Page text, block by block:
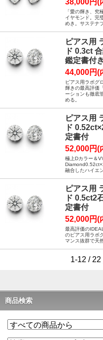
「愛の輝き、究
イヤモンド。完
めき。サステナ
ピアス用
ド 0.3ct
鑑定書付き
44,000円(
ピアス用ラボグ
輝きの最高評価
ーションも徹底
める。
ピアス用
ド
定書付
52,000円(
極上Dカラー＆
融合したハイエ
ピアス用
ド 0.5ct2
定書付
52,000円(
最高評価の
のピアス用ラボ
マンス抜群で天
1-12 / 22
商品検索